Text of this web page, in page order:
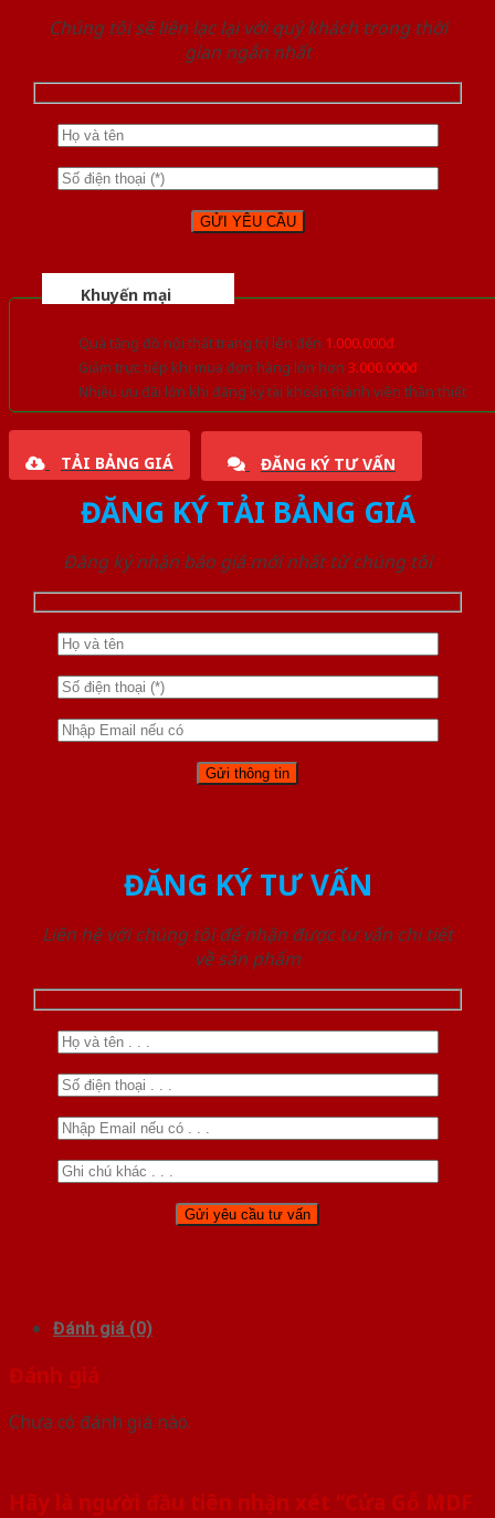
Chúng tôi sẽ liên lạc lại với quý khách trong thời
gian ngắn nhất
Khuyến mại
Quà tặng đồ nội thất trang trí lên đến 1.000.000đ
Giảm trực tiếp khi mua đơn hàng lớn hơn 3.000.000đ
Nhiều ưu đãi lớn khi đăng ký tài khoản thành viên thân thiết
TẢI BẢNG GIÁ ĐĂNG KÝ TƯ VẤN
ĐĂNG KÝ TẢI BẢNG GIÁ
Đăng ký nhận báo giá mới nhất từ chúng tôi
ĐĂNG KÝ TƯ VẤN
Liên hệ với chúng tôi để nhận được tư vấn chi tiết
về sản phẩm
Đánh giá (0)
Đánh giá
Chưa có đánh giá nào.
Hãy là người đầu tiên nhận xét “Cửa Gỗ MDF